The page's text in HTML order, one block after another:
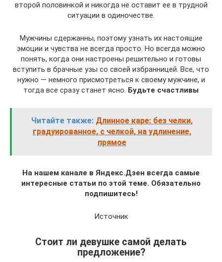
второй половинкой и никогда не оставит ее в трудной
ситуации в одиночестве.
Мужчины сдержанны, поэтому узнать их настоящие
эмоции и чувства не всегда просто. Но всегда можно
понять, когда они настроены решительно и готовы
вступить в брачные узы со своей избранницей. Все, что
нужно — немного присмотреться к своему мужчине, и
тогда все сразу станет ясно. Будьте счастливы
Читайте также: Длинное каре: без челки,
градуированное, с челкой, на удлинение,
прямое
На нашем канале в Яндекс.Дзен всегда самые
интересные статьи по этой теме. Обязательно
подпишитесь!
Источник
Стоит ли девушке самой делать
предложение?